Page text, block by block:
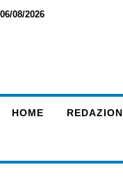
06/08/2026
HOME